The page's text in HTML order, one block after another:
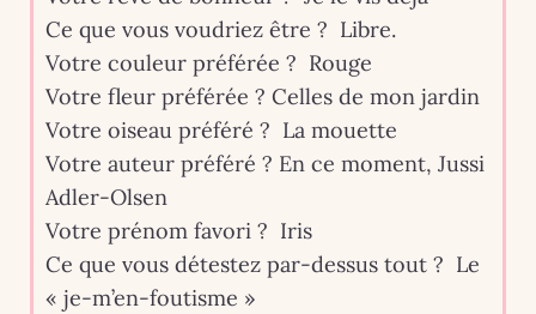
Ce que vous voudriez être ? Libre.
Votre couleur préférée ? Rouge
Votre fleur préférée ? Celles de mon jardin
Votre oiseau préféré ? La mouette
Votre auteur préféré ? En ce moment, Jussi
Adler-Olsen
Votre prénom favori ? Iris
Ce que vous détestez par-dessus tout ? Le
« je-m’en-foutisme »